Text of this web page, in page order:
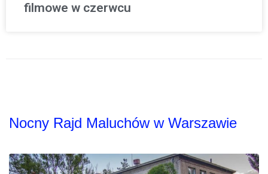
filmowe w czerwcu
Nocny Rajd Maluchów w Warszawie